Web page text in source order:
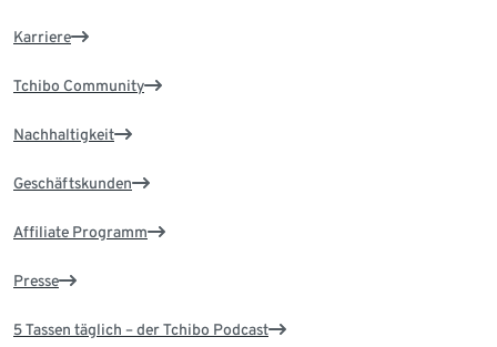
Karriere
Tchibo Community
Nachhaltigkeit
Geschäftskunden
Affiliate Programm
Presse
5 Tassen täglich – der Tchibo Podcast